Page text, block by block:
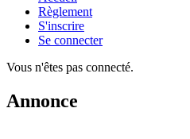
Règlement
S'inscrire
Se connecter
Vous n'êtes pas connecté.
Annonce